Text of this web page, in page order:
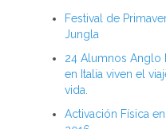
Festival de
Jungla
24 Alumnos Anglo
en Italia viven el
vida.
Activación Física